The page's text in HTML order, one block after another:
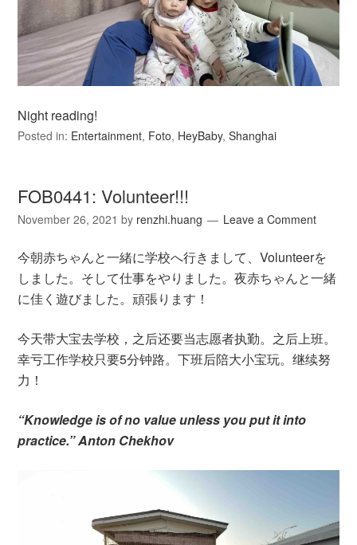
Night reading!
Posted in: Entertainment, Foto, HeyBaby,Shanghai
FOB0441: Volunteer!!!
November 26, 2021 by renzhi.huang Leave a Comment
今朝赤ちゃんと一緒に学校へ行きまして、Volunteerを
しました。そして仕事をやりました。夜赤ちゃんと一緒
に佳く遊びました。頑張ります！
今天带大宝去学校，之后还要当志愿者执勤。之后上班。
幸亏工作学校只要5分钟路。下班后陪大小宝玩。继续努
力！
“Knowledge is of no value unless you put it into
practice.” Anton Chekhov